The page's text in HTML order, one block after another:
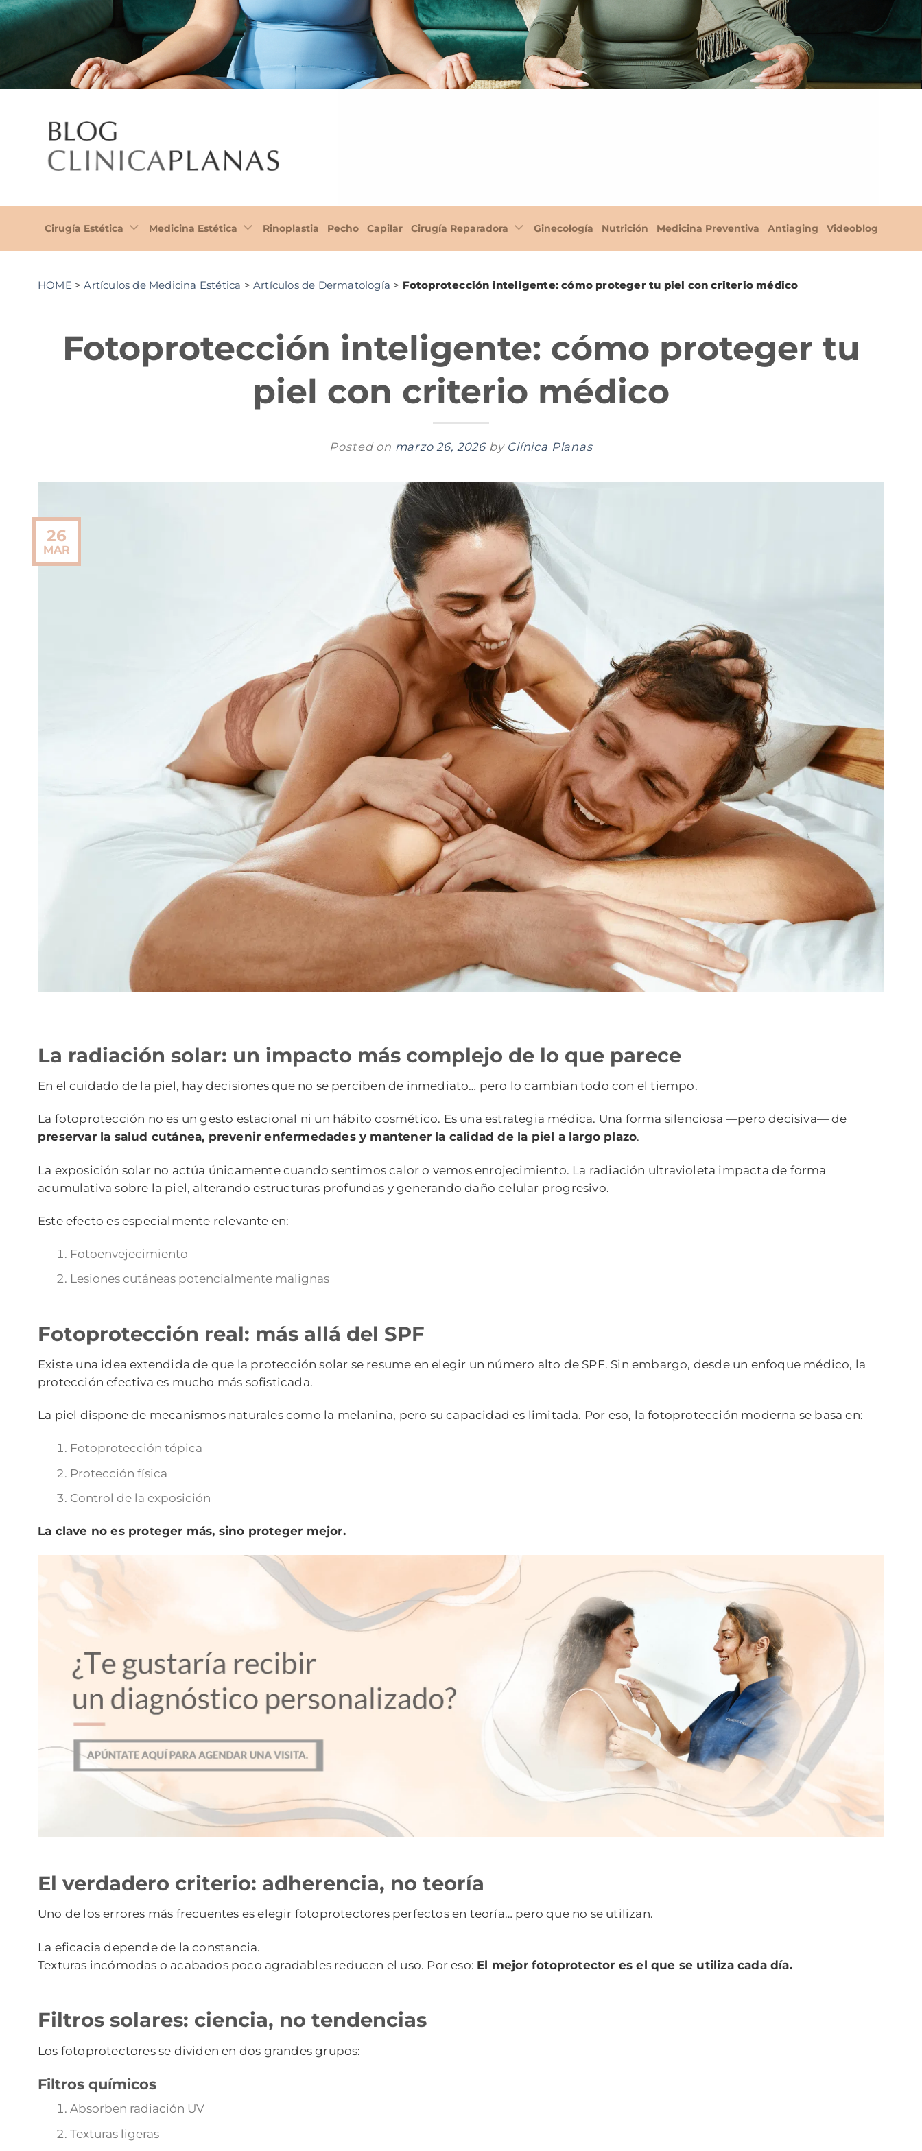
Cirugía Estética Medicina Estética Rinoplastia Pecho Capilar Cirugía Reparadora Ginecología Nutrición Medicina Preventiva Antiaging Videoblog
HOME >Artículos de Medicina Estética >Artículos de Dermatología > Fotoprotección inteligente: cómo proteger tu piel con criterio médico
Fotoprotección inteligente: cómo proteger tu
piel con criterio médico
Posted on marzo 26, 2026 by Clínica Planas
26
MAR
La radiación solar: un impacto más complejo de lo que parece
En el cuidado de la piel, hay decisiones que no se perciben de inmediato… pero lo cambian todo con el tiempo.
La fotoprotección no es un gesto estacional ni un hábito cosmético. Es una estrategia médica. Una forma silenciosa —pero decisiva— de
preservar la salud cutánea, prevenir enfermedades y mantener la calidad de la piel a largo plazo.
La exposición solar no actúa únicamente cuando sentimos calor o vemos enrojecimiento. La radiación ultravioleta impacta de forma
acumulativa sobre la piel, alterando estructuras profundas y generando daño celular progresivo.
Este efecto es especialmente relevante en:
Fotoenvejecimiento
Lesiones cutáneas potencialmente malignas
Fotoprotección real: más allá del SPF
Existe una idea extendida de que la protección solar se resume en elegir un número alto de SPF. Sin embargo, desde un enfoque médico, la
protección efectiva es mucho más sofisticada.
La piel dispone de mecanismos naturales como la melanina, pero su capacidad es limitada. Por eso, la fotoprotección moderna se basa en:
Fotoprotección tópica
Protección física
Control de la exposición
La clave no es proteger más, sino proteger mejor.
El verdadero criterio: adherencia, no teoría
Uno de los errores más frecuentes es elegir fotoprotectores perfectos en teoría… pero que no se utilizan.
La eficacia depende de la constancia.
Texturas incómodas o acabados poco agradables reducen el uso. Por eso: El mejor fotoprotector es el que se utiliza cada día.
Filtros solares: ciencia, no tendencias
Los fotoprotectores se dividen en dos grandes grupos:
Filtros químicos
Absorben radiación UV
Texturas ligeras